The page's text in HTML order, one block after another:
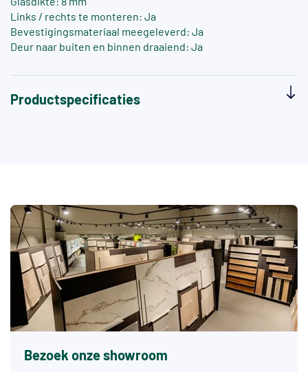
Links / rechts te monteren: Ja
Bevestigingsmateriaal meegeleverd: Ja
Deur naar buiten en binnen draaiend: Ja
Productspecificaties
Bezoek onze showroom